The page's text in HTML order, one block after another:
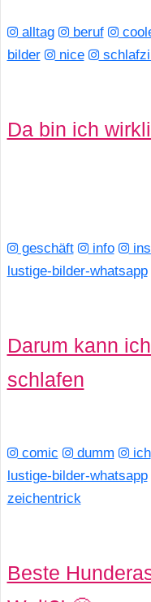
alltag beruf
bilder
nice
Da bin ich
geschäft info
lustige-bilder-whatsapp
Darum kann
schlafen
comic dumm ich
lustige-bilder-whatsapp
zeichentrick
Beste